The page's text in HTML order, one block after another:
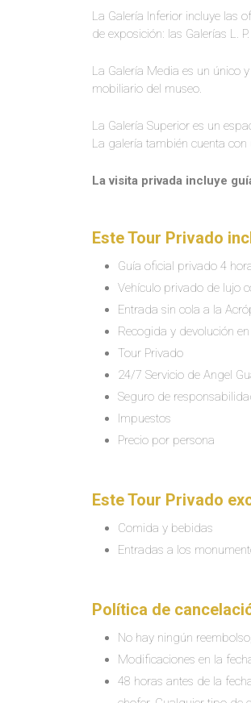
La Galería Inferior incluye las
de exposición: las Galerías L.
La Galería Media es un único
mobiliario del museo.
La Galería Superior es un
La galería también cuenta
La visita privada incluye
Este Tour Privado
Guía oficial privado 4
Vehículo privado de lujo
Entrada sin cola a la
Recogida y devolución
Tour Privado
24/7 Servicio de Angel
Seguro de
Impuestos
Precio por persona
Este Tour Privado
Comida y bebidas
Entradas a los
Política de
No hay ningún
Modificaciones en la
48 horas antes de la